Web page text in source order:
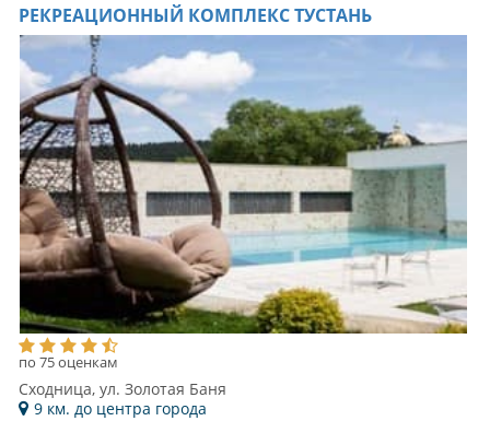
РЕКРЕАЦИОННЫЙ КОМПЛЕКС ТУСТАНЬ
по 75 оценкам
Сходница, ул. Золотая Баня
9 км. до центра города